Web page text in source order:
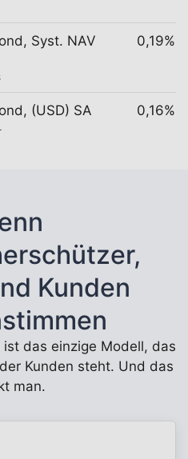
Syst. NAV
0,19%
(USD) SA 0,16%
Kunden
das einzige Modell, das
Kunden steht. Und das
man.